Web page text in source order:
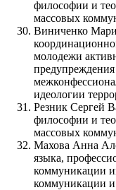
философии и
массовых
Виниченко
молодежи
идеологии
Резник Сергей
философии и
массовых
Махова Анна
языка,
коммуникации
коммуникации